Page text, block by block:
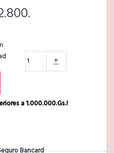
+
a 1.000.000.Gs.!